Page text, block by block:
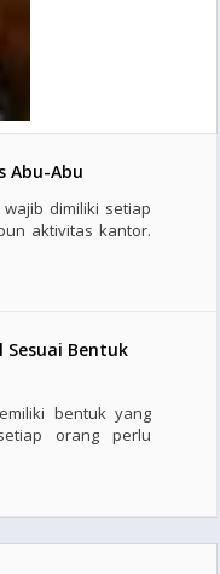
Abu-Abu
dimiliki setiap
aktivitas kantor.
Sesuai Bentuk
bentuk yang
orang perlu